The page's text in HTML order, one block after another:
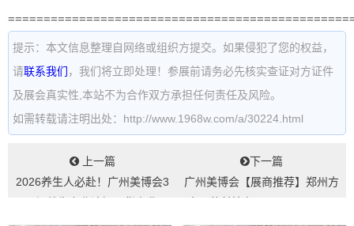
提示：本文信息整理自网络或组织方提交。如果侵犯了您的权益，
请联系我们 ，我们将立即处理！参展前请务必先核实查证对方证件
及展会真实性,本站不为合作双方承担任何责任及风险。
如需转载请注明出处：http://www.1968w.com/a/30224.html
上一篇
2026养生人必赴！广州美博会3
下一篇
广州美博会【展商推荐】郑州方
F02K...